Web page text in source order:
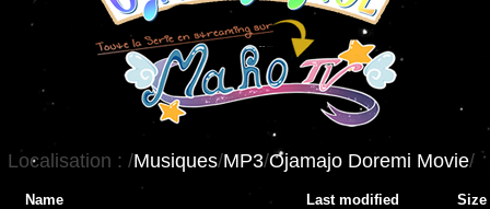
Localisation :/Musiques/MP3/Ojamajo Doremi Movie/
Name Last modified
Size